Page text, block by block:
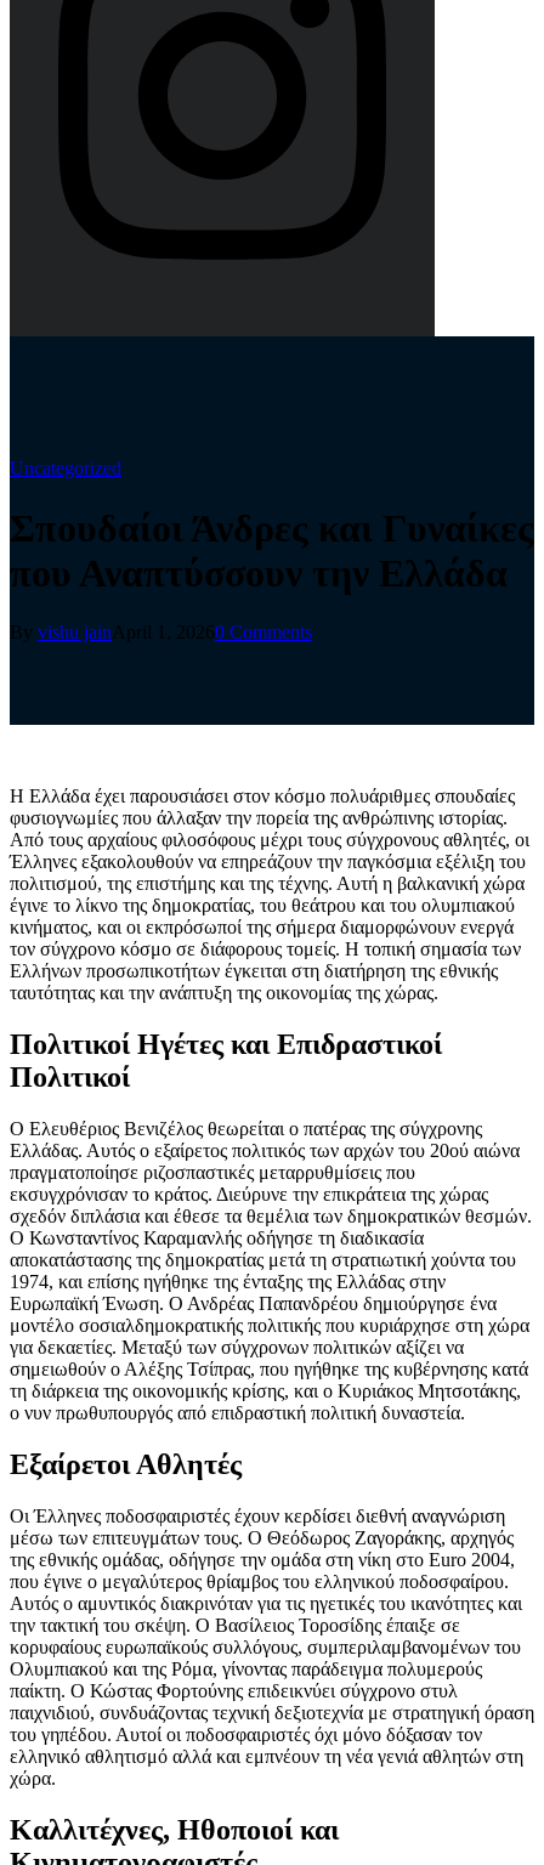
Uncategorized
Σπουδαίοι Άνδρες και Γυναίκες
που Αναπτύσσουν την Ελλάδα
By vishu jainApril 1, 20260 Comments
Η Ελλάδα έχει παρουσιάσει στον κόσμο πολυάριθμες σπουδαίες
φυσιογνωμίες που άλλαξαν την πορεία της ανθρώπινης ιστορίας.
Από τους αρχαίους φιλοσόφους μέχρι τους σύγχρονους αθλητές, οι
Έλληνες εξακολουθούν να επηρεάζουν την παγκόσμια εξέλιξη του
πολιτισμού, της επιστήμης και της τέχνης. Αυτή η βαλκανική χώρα
έγινε το λίκνο της δημοκρατίας, του θεάτρου και του ολυμπιακού
κινήματος, και οι εκπρόσωποί της σήμερα διαμορφώνουν ενεργά
τον σύγχρονο κόσμο σε διάφορους τομείς. Η τοπική σημασία των
Ελλήνων προσωπικοτήτων έγκειται στη διατήρηση της εθνικής
ταυτότητας και την ανάπτυξη της οικονομίας της χώρας.
Πολιτικοί Ηγέτες και Επιδραστικοί
Πολιτικοί
Ο Ελευθέριος Βενιζέλος θεωρείται ο πατέρας της σύγχρονης
Ελλάδας. Αυτός ο εξαίρετος πολιτικός των αρχών του 20ού αιώνα
πραγματοποίησε ριζοσπαστικές μεταρρυθμίσεις που
εκσυγχρόνισαν το κράτος. Διεύρυνε την επικράτεια της χώρας
σχεδόν διπλάσια και έθεσε τα θεμέλια των δημοκρατικών θεσμών.
Ο Κωνσταντίνος Καραμανλής οδήγησε τη διαδικασία
αποκατάστασης της δημοκρατίας μετά τη στρατιωτική χούντα του
1974, και επίσης ηγήθηκε της ένταξης της Ελλάδας στην
Ευρωπαϊκή Ένωση. Ο Ανδρέας Παπανδρέου δημιούργησε ένα
μοντέλο σοσιαλδημοκρατικής πολιτικής που κυριάρχησε στη χώρα
για δεκαετίες. Μεταξύ των σύγχρονων πολιτικών αξίζει να
σημειωθούν ο Αλέξης Τσίπρας, που ηγήθηκε της κυβέρνησης κατά
τη διάρκεια της οικονομικής κρίσης, και ο Κυριάκος Μητσοτάκης,
ο νυν πρωθυπουργός από επιδραστική πολιτική δυναστεία.
Εξαίρετοι Αθλητές
Οι Έλληνες ποδοσφαιριστές έχουν κερδίσει διεθνή αναγνώριση
μέσω των επιτευγμάτων τους. Ο Θεόδωρος Ζαγοράκης, αρχηγός
της εθνικής ομάδας, οδήγησε την ομάδα στη νίκη στο Euro 2004,
που έγινε ο μεγαλύτερος θρίαμβος του ελληνικού ποδοσφαίρου.
Αυτός ο αμυντικός διακρινόταν για τις ηγετικές του ικανότητες και
την τακτική του σκέψη. Ο Βασίλειος Τοροσίδης έπαιξε σε
κορυφαίους ευρωπαϊκούς συλλόγους, συμπεριλαμβανομένων του
Ολυμπιακού και της Ρόμα, γίνοντας παράδειγμα πολυμερούς
παίκτη. Ο Κώστας Φορτούνης επιδεικνύει σύγχρονο στυλ
παιχνιδιού, συνδυάζοντας τεχνική δεξιοτεχνία με στρατηγική όραση
του γηπέδου. Αυτοί οι ποδοσφαιριστές όχι μόνο δόξασαν τον
ελληνικό αθλητισμό αλλά και εμπνέουν τη νέα γενιά αθλητών στη
χώρα.
Καλλιτέχνες, Ηθοποιοί και